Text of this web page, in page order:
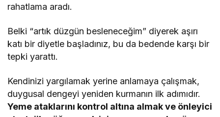
rahatlama aradı.
Belki “artık düzgün besleneceğim” diyerek aşırı
katı bir diyetle başladınız, bu da bedende karşı bir
tepki yarattı.
Kendinizi yargılamak yerine anlamaya çalışmak,
duygusal dengeyi yeniden kurmanın ilk adımıdır.
Yeme ataklarını kontrol altına almak ve önleyici